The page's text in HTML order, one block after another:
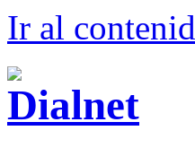
Ir al contenid